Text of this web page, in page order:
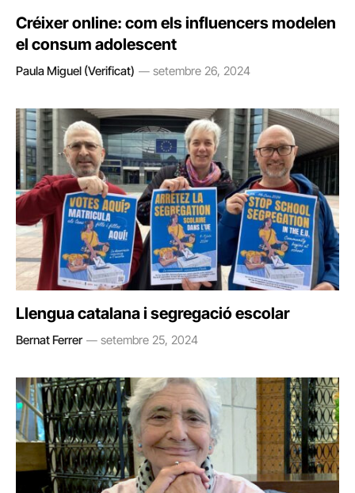
Créixer online: com els influencers modelen
el consum adolescent
Paula Miguel (Verificat) setembre 26, 2024
Llengua catalana i segregació escolar
Bernat Ferrer setembre 25, 2024